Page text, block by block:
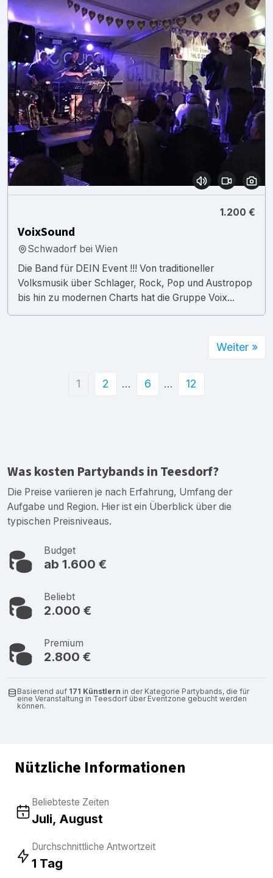
1.200 €
VoixSound
Schwadorf bei Wien
Die Band für DEIN Event !!! Von traditioneller
Volksmusik über Schlager, Rock, Pop und Austropop
bis hin zu modernen Charts hat die Gruppe Voix...
1 2 … 6 … 12
Weiter »
Was kosten Partybands in Teesdorf?
Die Preise variieren je nach Erfahrung, Umfang der
Aufgabe und Region. Hier ist ein Überblick über die
typischen Preisniveaus.
Budget
ab 1.600 €
Beliebt
2.000 €
Premium
2.800 €
Basierend auf 171 Künstlern in der Kategorie Partybands, die für
eine Veranstaltung in Teesdorf über Eventzone gebucht werden
können.
Nützliche Informationen
Beliebteste Zeiten
Juli, August
Durchschnittliche Antwortzeit
1 Tag